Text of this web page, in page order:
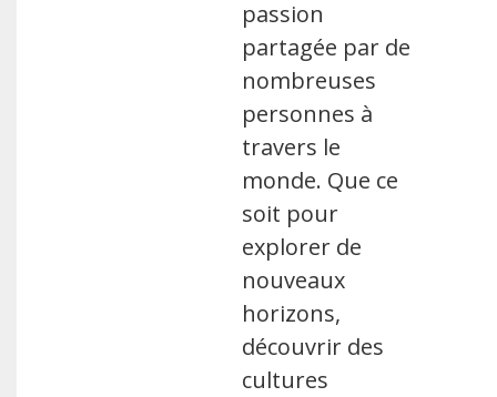
passion
partagée par de
nombreuses
personnes à
travers le
monde. Que ce
soit pour
explorer de
nouveaux
horizons,
découvrir des
cultures